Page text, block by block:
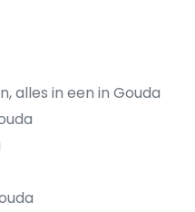
alles in een in Gouda